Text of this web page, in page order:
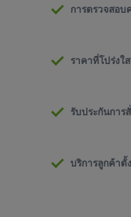
การตรวจสอบ
ราคาที่โปร่งใส
รับประกันการ
บริการลูกค้า